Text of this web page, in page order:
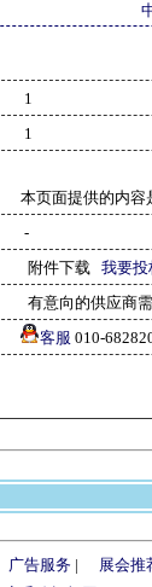
1
1
本页面提供的内容
-
附件下载 我要投
有意向的供应商
客服 010-
广告服务| 展会推